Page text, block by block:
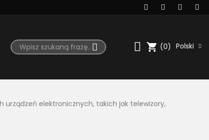
shopping_cart (0) Polski
urządzeń elektronicznych, takich jak telewizory,